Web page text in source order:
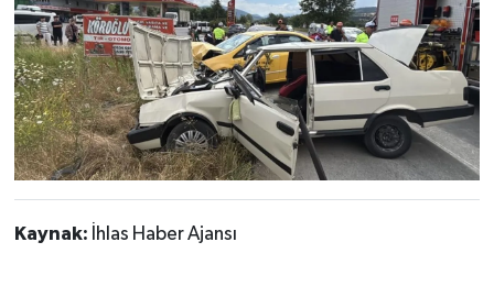
Kaynak: İhlas Haber Ajansı